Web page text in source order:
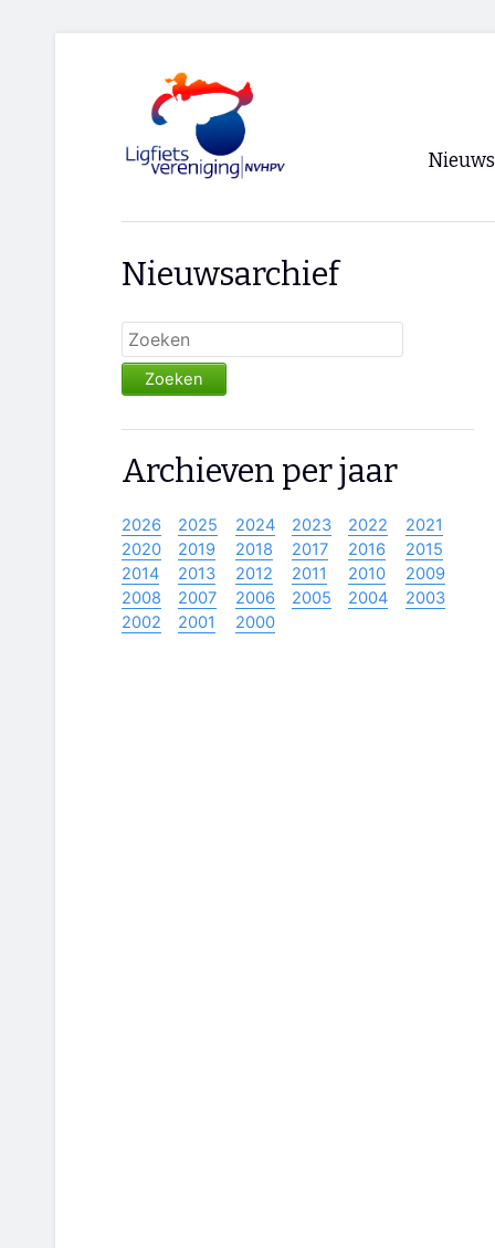
Nieuws
Nieuwsarchief
Zoeken
Archieven per jaar
2026 2025 2024 2023 2022
2021
2020
2019 2018 2017 2016
2015
2014
2013 2012 2011 2010
2009
2008
2007 2006 2005 2004
2003
2002
2001 2000